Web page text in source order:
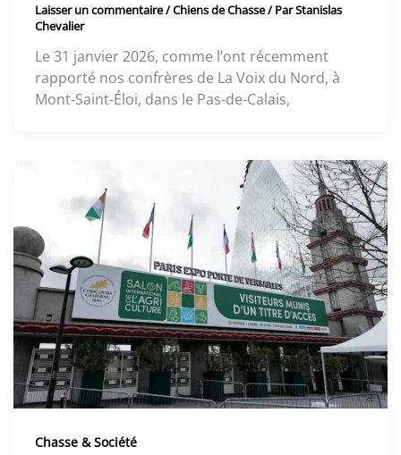
Laisser un commentaire/Chiens de Chasse/ ParStanislas
Chevalier
Le 31 janvier 2026, comme l’ont récemment
rapporté nos confrères de La Voix du Nord, à
Mont-Saint-Éloi, dans le Pas-de-Calais,
Chasse & Société